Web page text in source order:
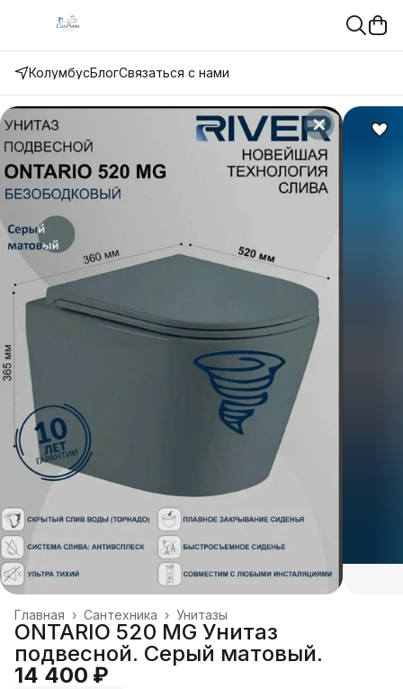
КолумбусБлогСвязаться с нами
Унитазы
Сантехника ›
Главная ›
ONTARIO 520 MG Унитаз
подвесной. Серый матовый.
14 400 ₽